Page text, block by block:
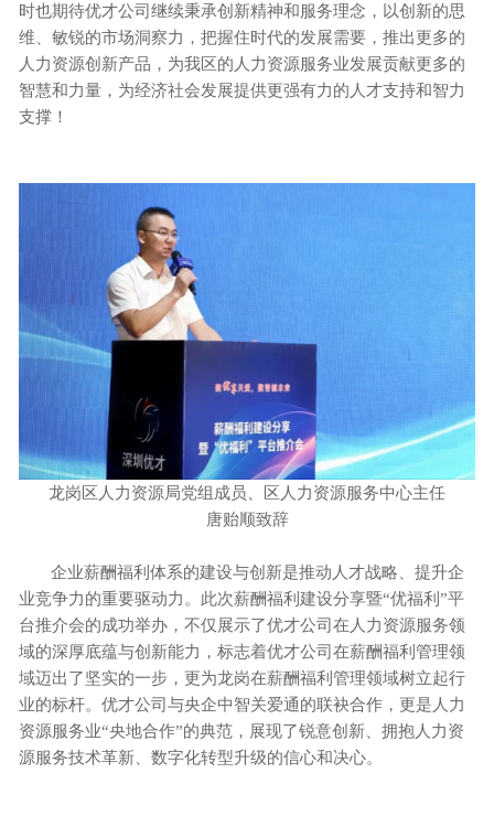
时也期待优才公司继续秉承创新精神和服务理念，以创新的思
维、敏锐的市场洞察力，把握住时代的发展需要，推出更多的
人力资源创新产品，为我区的人力资源服务业发展贡献更多的
智慧和力量，为经济社会发展提供更强有力的人才支持和智力
支撑！
龙岗区人力资源局党组成员、区人力资源服务中心主任
唐贻顺致辞
企业薪酬福利体系的建设与创新是推动人才战略、提升企
业竞争力的重要驱动力。此次薪酬福利建设分享暨“优福利”平
台推介会的成功举办，不仅展示了优才公司在人力资源服务领
域的深厚底蕴与创新能力，标志着优才公司在薪酬福利管理领
域迈出了坚实的一步，更为龙岗在薪酬福利管理领域树立起行
业的标杆。优才公司与央企中智关爱通的联袂合作，更是人力
资源服务业“央地合作”的典范，展现了锐意创新、拥抱人力资
源服务技术革新、数字化转型升级的信心和决心。